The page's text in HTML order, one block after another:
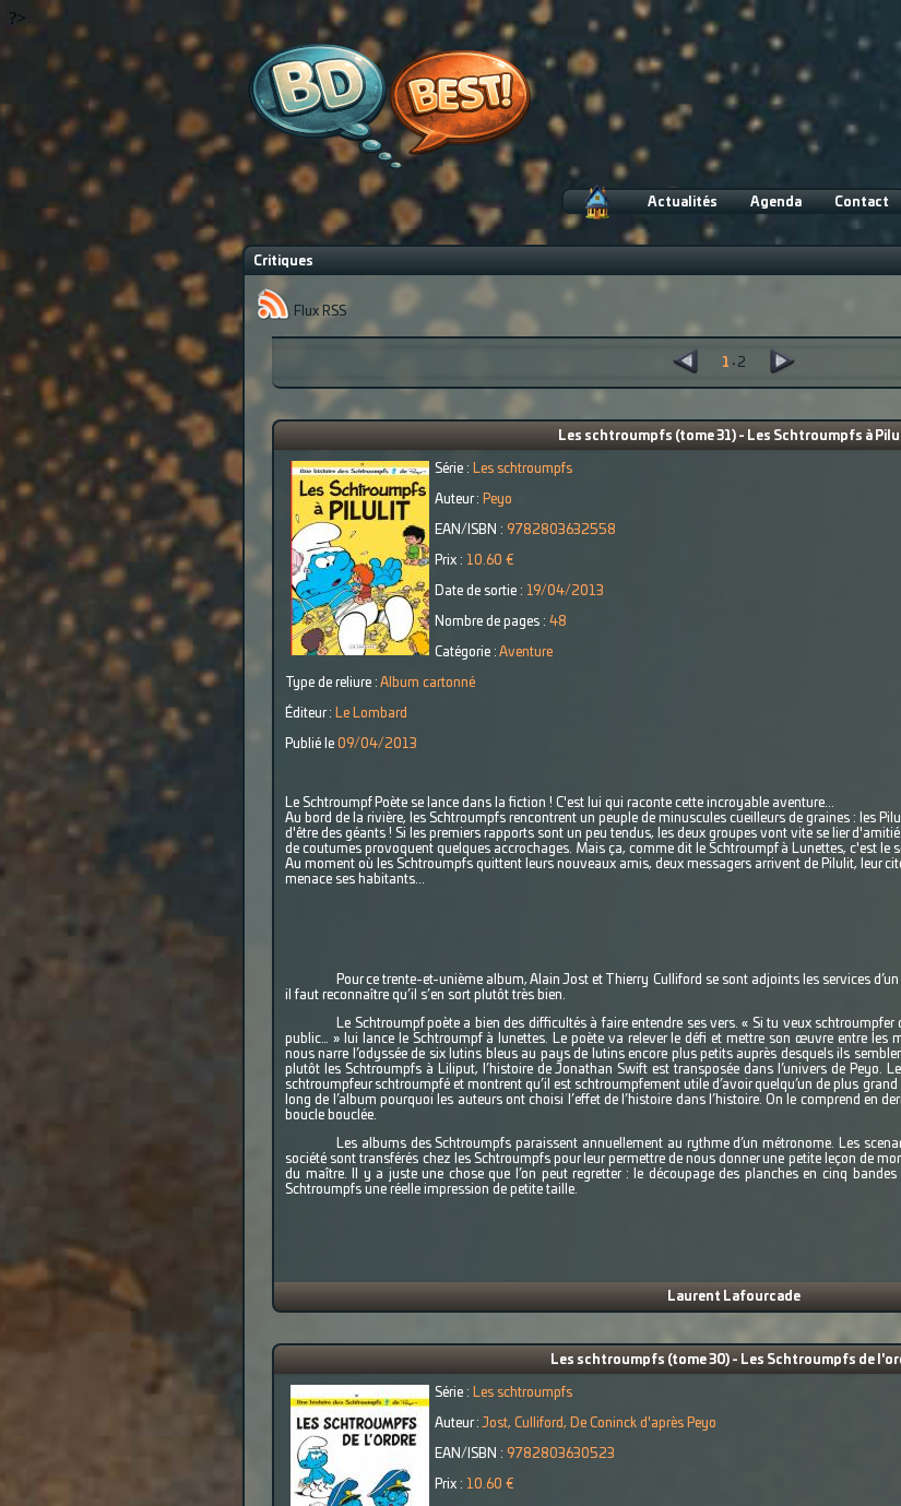
?>
Actualités Agenda Contact
Critiques
Flux RSS
1 · 2
Les schtroumpfs (tome 31) - Les Schtroumpfs à
Série : Les schtroumpfs
Auteur : Peyo
EAN/ISBN : 9782803632558
Prix : 10.60 €
Date de sortie : 19/04/2013
Nombre de pages : 48
Catégorie : Aventure
Type de reliure : Album cartonné
Éditeur : Le Lombard
Publié le 09/04/2013
Le Schtroumpf Poète se lance dans la fiction ! C'est lui qui raconte cette incroyable aventure...
Au bord de la rivière, les Schtroumpfs rencontrent un peuple de minuscules cueilleurs de graines : les
d'être des géants ! Si les premiers rapports sont un peu tendus, les deux groupes vont vite se lier
de coutumes provoquent quelques accrochages. Mais ça, comme dit le Schtroumpf à Lunettes, c'est le
Au moment où les Schtroumpfs quittent leurs nouveaux amis, deux messagers arrivent de Pilulit, leur
menace ses habitants...
Pour ce trente-et-unième album, Alain Jost et Thierry Culliford se sont adjoints les services
il faut reconnaître qu’il s’en sort plutôt très bien.
Le Schtroumpf poète a bien des difficultés à faire entendre ses vers. « Si tu veux schtroumpfer
public… » lui lance le Schtroumpf à lunettes. Le poète va relever le défi et mettre son œuvre entre les
nous narre l’odyssée de six lutins bleus au pays de lutins encore plus petits auprès desquels ils
plutôt les Schtroumpfs à Liliput, l’histoire de Jonathan Swift est transposée dans l’univers de Peyo.
schtroumpfeur schtroumpfé et montrent qu’il est schtroumpfement utile d’avoir quelqu’un de plus
long de l’album pourquoi les auteurs ont choisi l’effet de l’histoire dans l’histoire. On le comprend en
boucle bouclée.
Les albums des Schtroumpfs paraissent annuellement au rythme d’un métronome. Les
société sont transférés chez les Schtroumpfs pour leur permettre de nous donner une petite leçon de
du maître. Il y a juste une chose que l’on peut regretter : le découpage des planches en cinq
Schtroumpfs une réelle impression de petite taille.
Laurent Lafourcade
Les schtroumpfs (tome 30) - Les Schtroumpfs de
Série : Les schtroumpfs
Auteur : Jost, Culliford, De Coninck d'après Peyo
EAN/ISBN : 9782803630523
Prix : 10.60 €